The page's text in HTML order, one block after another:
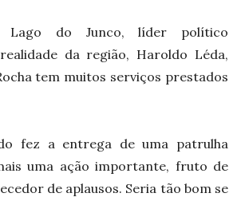
Lago do Junco, líder político
da região, Haroldo Léda,
tem muitos serviços prestados
fez a entrega de uma patrulha
uma ação importante, fruto de
de aplausos. Seria tão bom se